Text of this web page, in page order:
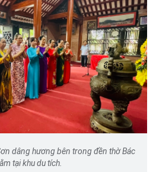
dâng hương bên trong đền thờ Bác
tại khu du tích.